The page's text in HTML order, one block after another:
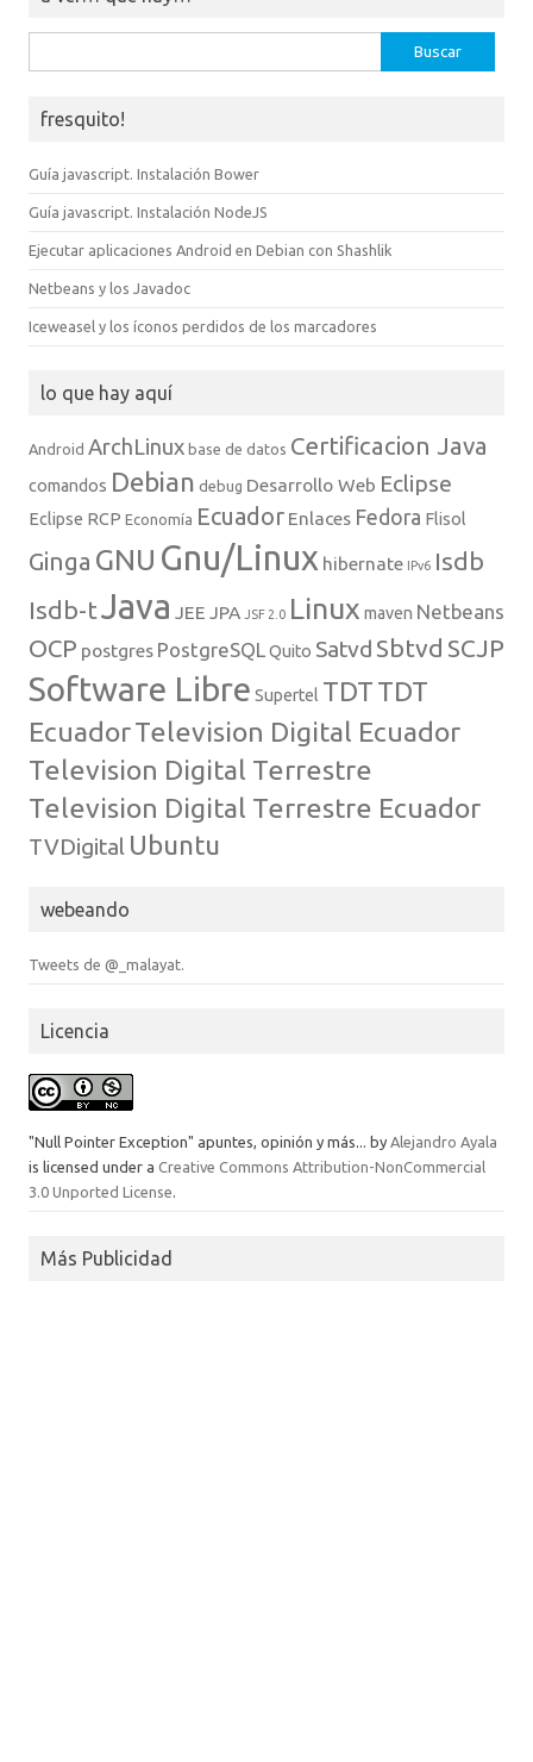
fresquito!
Guía javascript. Instalación Bower
Guía javascript. Instalación NodeJS
Ejecutar aplicaciones Android en Debian con Shashlik
Netbeans y los Javadoc
Iceweasel y los íconos perdidos de los marcadores
lo que hay aquí
Android ArchLinux base de datos Certificacion Java
comandos Debian debug Desarrollo Web Eclipse
Eclipse RCP Economía Ecuador Enlaces Fedora Flisol
Ginga GNU Gnu/Linux hibernate IPv6 Isdb
Isdb-tJava JEE JPA JSF 2.0 Linux maven Netbeans
OCP postgres PostgreSQLQuito Satvd Sbtvd SCJP
Software Libre Supertel TDT TDT
EcuadorTelevision Digital Ecuador
Television Digital Terrestre
Television Digital Terrestre Ecuador
TVDigital Ubuntu
webeando
Tweets de @_malayat.
Licencia
"Null Pointer Exception" apuntes, opinión y más... by Alejandro Ayala
is licensed under a Creative Commons Attribution-NonCommercial
3.0 Unported License.
Más Publicidad